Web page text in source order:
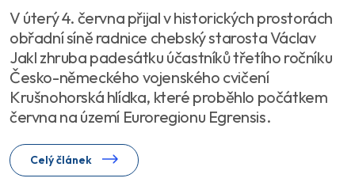
V úterý 4. června přijal v historických prostorách
obřadní síně radnice chebský starosta Václav
Jakl zhruba padesátku účastníků třetího ročníku
Česko-německého vojenského cvičení
Krušnohorská hlídka, které proběhlo počátkem
června na území Euroregionu Egrensis.
Celý článek